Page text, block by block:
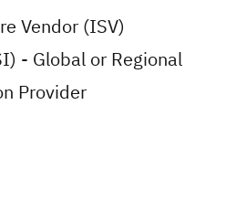
Vendor (ISV)
- Global or Regional
Provider